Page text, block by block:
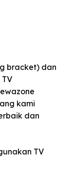
bracket) dan
kami
dan
TV